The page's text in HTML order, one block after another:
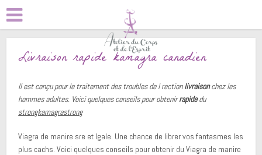
Livraison rapide kamagra canadien
Il est conçu pourle traitement des troubles del rectionlivraisonchez les
hommes adultes. Voici quelques conseils pour obtenirrapidedu
strongkamagrastrong
Viagra de manire sre et lgale. Une chance de librer vos fantasmes les
plus cachs. Voici quelques conseils pour obtenir du Viagra de manire